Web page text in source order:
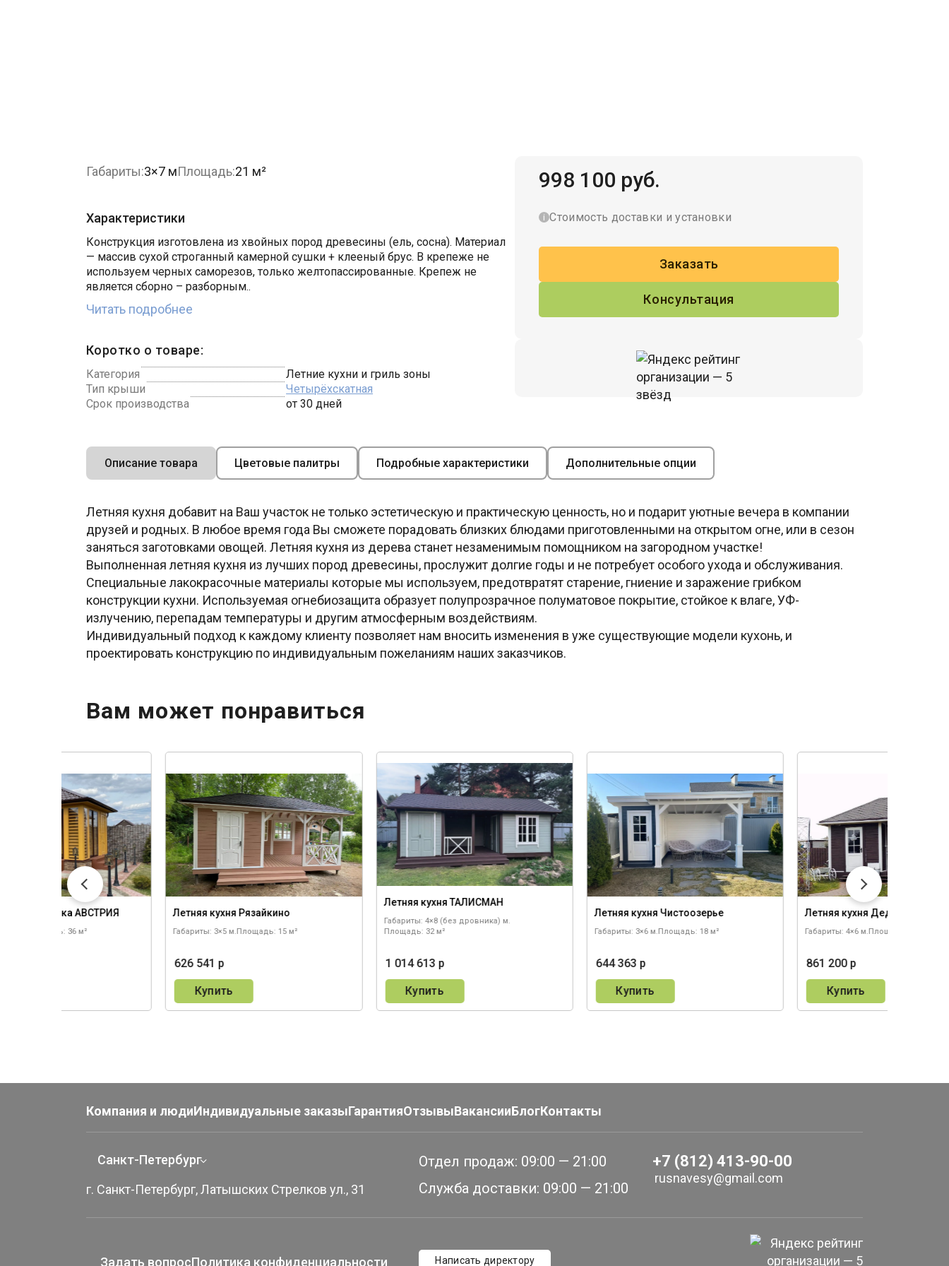
Габариты:3×7 мПлощадь:21 м²
Характеристики
Конструкция изготовлена из хвойных пород древесины (ель, сосна). Материал
— массив сухой строганный камерной сушки + клееный брус. В крепеже не
используем черных саморезов, только желтопассированные. Крепеж не
является сборно – разборным..
Читать подробнее
Коротко о товаре:
Категория
Летние кухни и гриль зоны
Тип крыши
Четырёхскатная
Срок производства
от 30 дней
998 100 руб.
Стоимость доставки и установки
Заказать
Консультация
Описание товара Цветовые палитры Подробные характеристики Дополнительные опции
Летняя кухня добавит на Ваш участок не только эстетическую и практическую ценность, но и подарит уютные вечера в компании
друзей и родных. В любое время года Вы сможете порадовать близких блюдами приготовленными на открытом огне, или в сезон
заняться заготовками овощей. Летняя кухня из дерева станет незаменимым помощником на загородном участке!
Выполненная летняя кухня из лучших пород древесины, прослужит долгие годы и не потребует особого ухода и обслуживания.
Специальные лакокрасочные материалы которые мы используем, предотвратят старение, гниение и заражение грибком
конструкции кухни. Используемая огнебиозащита образует полупрозрачное полуматовое покрытие, стойкое к влаге, УФ-
излучению, перепадам температуры и другим атмосферным воздействиям.
Индивидуальный подход к каждому клиенту позволяет нам вносить изменения в уже существующие модели кухонь, и
проектировать конструкцию по индивидуальным пожеланиям наших заказчиков.
Вам может понравиться
беседка АВСТРИЯ
Площадь: 36 м²
Летняя кухня Рязайкино
Габариты: 3×5 м.Площадь: 15 м²
626 541 р
Купить
Летняя кухня ТАЛИСМАН
Габариты: 4×8 (без дровника) м.
Площадь: 32 м²
1 014 613 р
Купить
Летняя кухня Чистоозерье
Габариты: 3×6 м.Площадь: 18 м²
644 363 р
Купить
Летняя кухня Деденево
Габариты: 4×6 м.Площадь: 24 м²
861 200 р
Купить
Компания и людиИндивидуальные заказыГарантияОтзывыВакансииБлогКонтакты
Санкт-Петербург
г. Санкт-Петербург, Латышских Стрелков ул., 31
Отдел продаж: 09:00 — 21:00
Служба доставки: 09:00 — 21:00
+7 (812) 413-90-00
rusnavesy@gmail.com
Задать вопросПолитика конфиденциальности Написать директору